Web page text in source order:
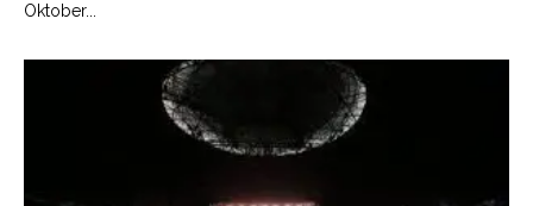
Oktober...